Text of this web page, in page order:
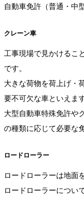
自動車免許（普通・中
クレーン車
工事現場で見かけるこ
です。
大きな荷物を荷上げ・
要不可欠な車といえます
大型自動車特殊免許や
の種類に応じて必要な
ロードローラー
ロードローラーは地面
ロードローラーについ